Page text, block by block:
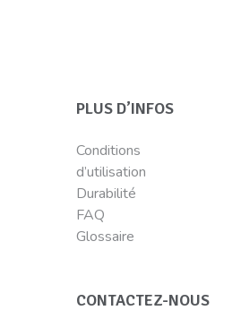
PLUS D’INFOS
Conditions
d’utilisation
Durabilité
FAQ
Glossaire
CONTACTEZ-NOUS